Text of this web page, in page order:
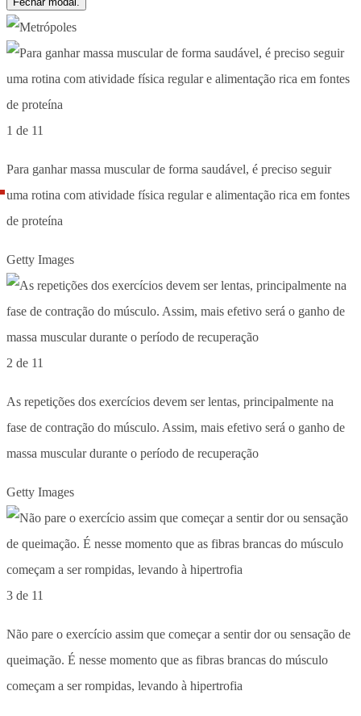
1 de 11
Para ganhar massa muscular de forma saudável, é preciso seguir
uma rotina com atividade física regular e alimentação rica em fontes
de proteína
Getty Images
2 de 11
As repetições dos exercícios devem ser lentas, principalmente na
fase de contração do músculo. Assim, mais efetivo será o ganho de
massa muscular durante o período de recuperação
Getty Images
3 de 11
Não pare o exercício assim que começar a sentir dor ou sensação de
queimação. É nesse momento que as fibras brancas do músculo
começam a ser rompidas, levando à hipertrofia